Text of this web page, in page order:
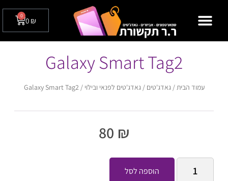
0 ₪
0
Galaxy Smart Tag2
עמוד הבית /גאדג'טים /גאדג'טים לפנאי ובילוי / Galaxy Smart Tag2
80 ₪
הוספה לסל